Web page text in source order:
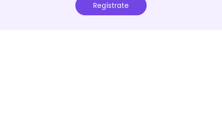
Regístrate